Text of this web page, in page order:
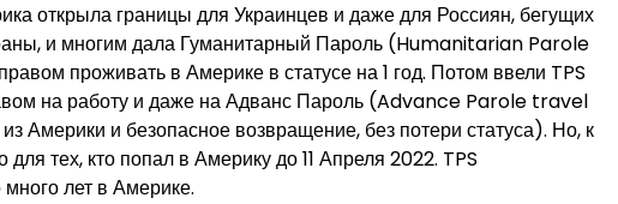
открыла границы для Украинцев и даже для Россиян, бегущих
и многим дала Гуманитарный Пароль (Humanitarian Parole
проживать в Америке в статусе на 1 год. Потом ввели TPS
на работу и даже на Адванс Пароль (Advance Parole travel
Америки и безопасное возвращение, без потери статуса). Но, к
тех, кто попал в Америку до 11 Апреля 2022. TPS
много лет в Америке.